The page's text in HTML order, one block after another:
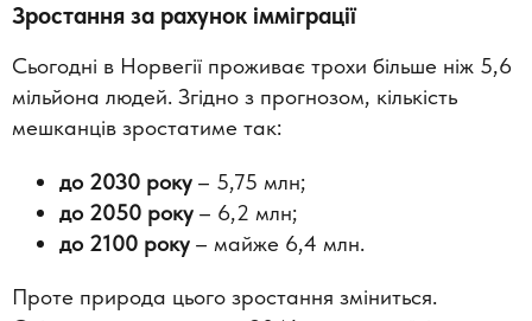
Зростання за рахунок імміграції
Сьогодні в Норвегії проживає трохи більше ніж 5,6
мільйона людей. Згідно з прогнозом, кількість
мешканців зростатиме так:
до 2030 року– 5,75 млн;
до 2050 року– 6,2 млн;
до 2100 року– майже 6,4 млн.
Проте природа цього зростання зміниться.